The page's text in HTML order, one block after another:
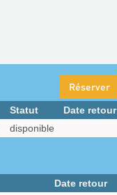
Réserver
Statut
Date retour
disponible
Date retour